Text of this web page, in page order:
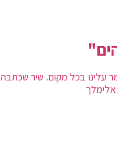
עלינו בכל מקום. שיר שכתבה
אלימלך